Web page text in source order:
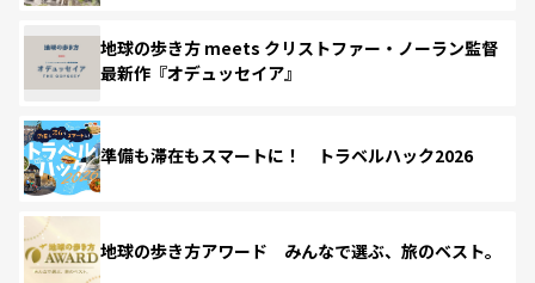
地球の歩き方 meets クリストファー・ノーラン監督
最新作『オデュッセイア』
準備も滞在もスマートに！ トラベルハック2026
地球の歩き方アワード みんなで選ぶ、旅のベスト。